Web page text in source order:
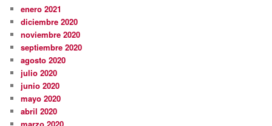
enero 2021
diciembre 2020
noviembre 2020
septiembre 2020
agosto 2020
julio 2020
junio 2020
mayo 2020
abril 2020